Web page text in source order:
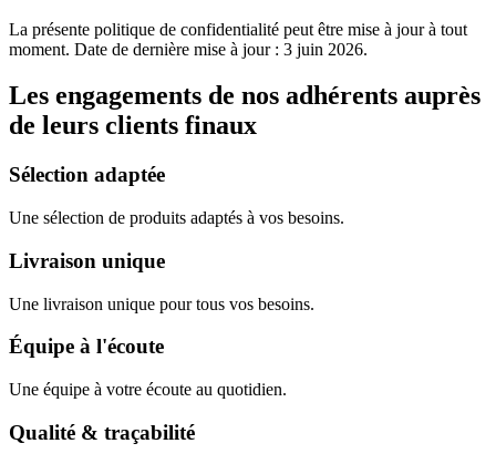
La présente politique de confidentialité peut être mise à jour à tout
moment. Date de dernière mise à jour : 3 juin 2026.
Les engagements de nos adhérents auprès
de leurs clients finaux
Sélection adaptée
Une sélection de produits adaptés à vos besoins.
Livraison unique
Une livraison unique pour tous vos besoins.
Équipe à l'écoute
Une équipe à votre écoute au quotidien.
Qualité & traçabilité